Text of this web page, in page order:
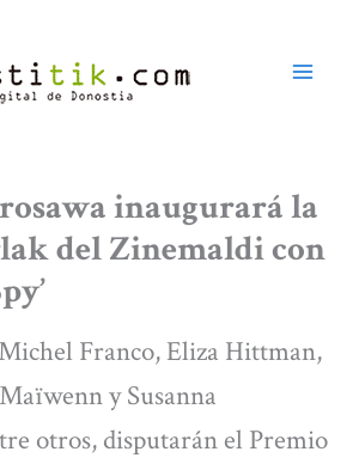
inaugurará la
del Zinemaldi con
Franco, Eliza Hittman,
y Susanna
otros, disputarán el Premio